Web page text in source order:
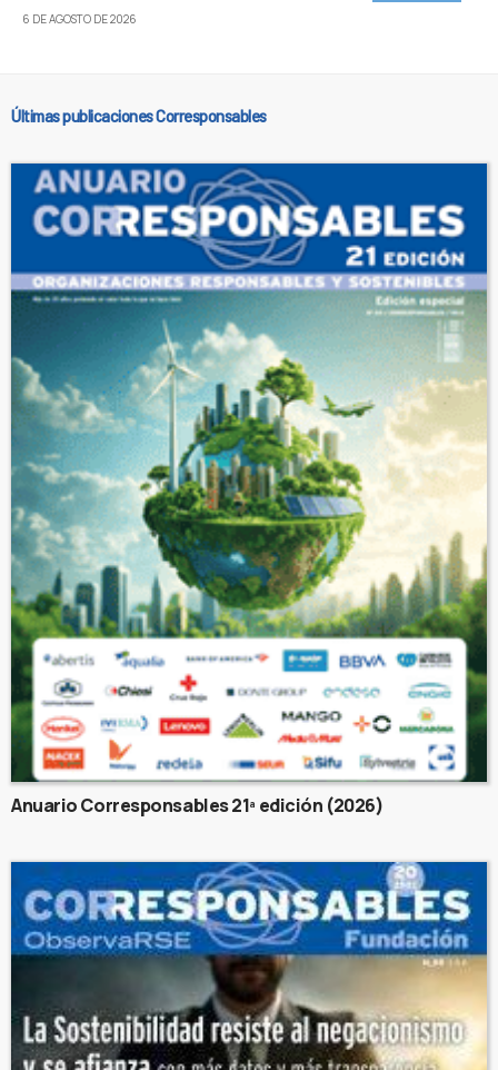
6 DE AGOSTO DE 2026
Últimas publicaciones Corresponsables
Anuario Corresponsables 21ª edición (2026)